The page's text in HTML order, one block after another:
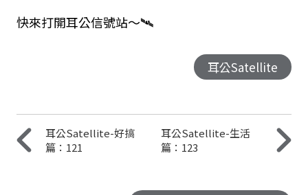
快來打開耳公信號站～🛰️
耳公Satellite
耳公Satellite-好搞
篇：121
耳公Satellite-生活
篇：123